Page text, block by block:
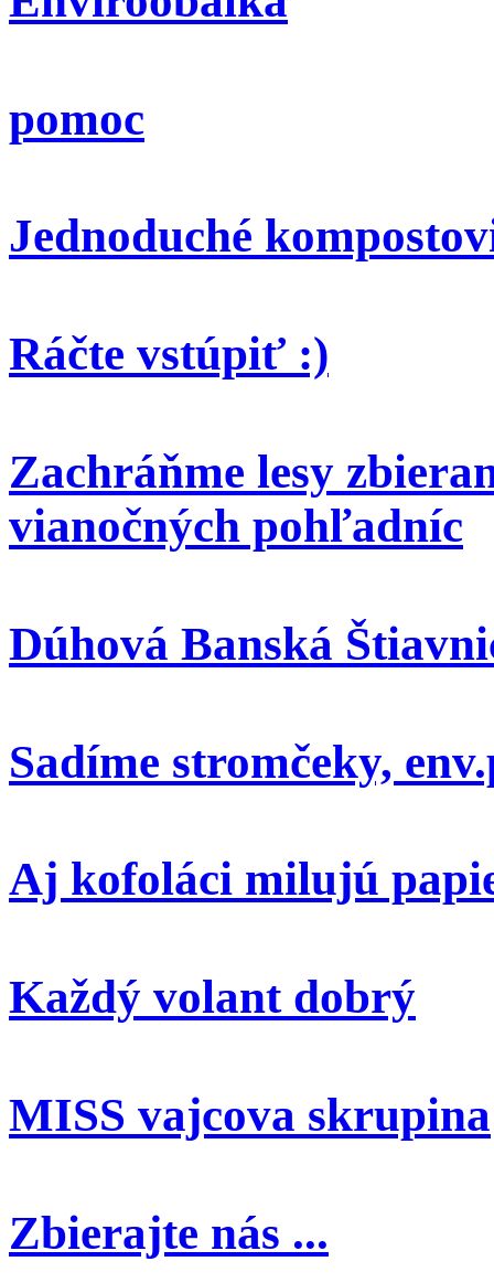
pomoc
Jednoduché
Ráčte vstúpiť :)
Zachráňme lesy
vianočných pohľadníc
Dúhová Banská
Sadíme stromčeky,
Aj kofoláci milujú
Každý volant dobrý
MISS vajcova skrupina
Zbierajte nás ...